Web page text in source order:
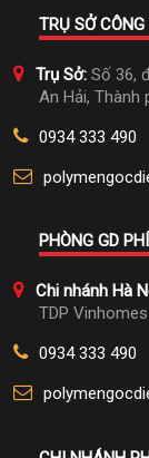
TRỤ SỞ CÔNG
Trụ Sở:Số 36,
An Hải, Thành
0934 333 490
PHÒNG GD
Chi nhánh Hà
TDP
0934 333 490